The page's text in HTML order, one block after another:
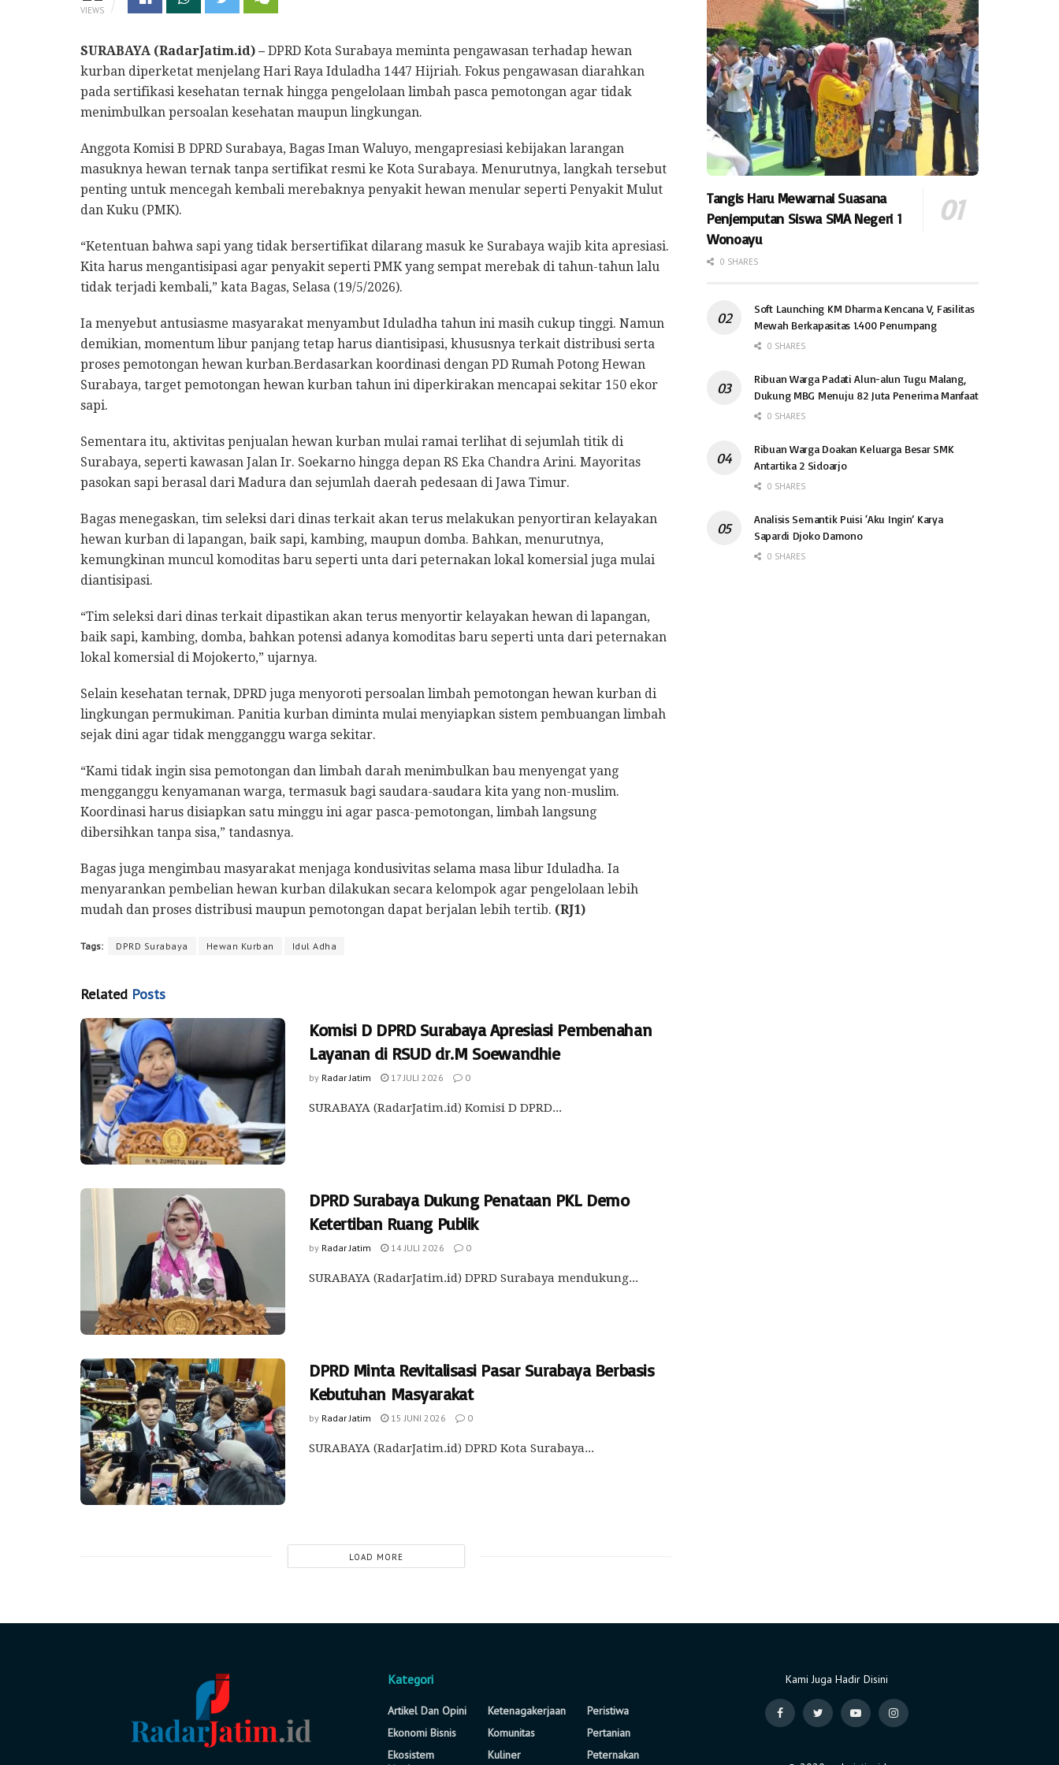
VIEWS
SURABAYA (RadarJatim.id) – DPRD Kota Surabaya meminta pengawasan terhadap hewan
kurban diperketat menjelang Hari Raya Iduladha 1447 Hijriah. Fokus pengawasan diarahkan
pada sertifikasi kesehatan ternak hingga pengelolaan limbah pasca pemotongan agar tidak
menimbulkan persoalan kesehatan maupun lingkungan.
Anggota Komisi B DPRD Surabaya, Bagas Iman Waluyo, mengapresiasi kebijakan larangan
masuknya hewan ternak tanpa sertifikat resmi ke Kota Surabaya. Menurutnya, langkah tersebut
penting untuk mencegah kembali merebaknya penyakit hewan menular seperti Penyakit Mulut
dan Kuku (PMK).
“Ketentuan bahwa sapi yang tidak bersertifikat dilarang masuk ke Surabaya wajib kita apresiasi.
Kita harus mengantisipasi agar penyakit seperti PMK yang sempat merebak di tahun-tahun lalu
tidak terjadi kembali,” kata Bagas, Selasa (19/5/2026).
Ia menyebut antusiasme masyarakat menyambut Iduladha tahun ini masih cukup tinggi. Namun
demikian, momentum libur panjang tetap harus diantisipasi, khususnya terkait distribusi serta
proses pemotongan hewan kurban.Berdasarkan koordinasi dengan PD Rumah Potong Hewan
Surabaya, target pemotongan hewan kurban tahun ini diperkirakan mencapai sekitar 150 ekor
sapi.
Sementara itu, aktivitas penjualan hewan kurban mulai ramai terlihat di sejumlah titik di
Surabaya, seperti kawasan Jalan Ir. Soekarno hingga depan RS Eka Chandra Arini. Mayoritas
pasokan sapi berasal dari Madura dan sejumlah daerah pedesaan di Jawa Timur.
Bagas menegaskan, tim seleksi dari dinas terkait akan terus melakukan penyortiran kelayakan
hewan kurban di lapangan, baik sapi, kambing, maupun domba. Bahkan, menurutnya,
kemungkinan muncul komoditas baru seperti unta dari peternakan lokal komersial juga mulai
diantisipasi.
“Tim seleksi dari dinas terkait dipastikan akan terus menyortir kelayakan hewan di lapangan,
baik sapi, kambing, domba, bahkan potensi adanya komoditas baru seperti unta dari peternakan
lokal komersial di Mojokerto,” ujarnya.
Selain kesehatan ternak, DPRD juga menyoroti persoalan limbah pemotongan hewan kurban di
lingkungan permukiman. Panitia kurban diminta mulai menyiapkan sistem pembuangan limbah
sejak dini agar tidak mengganggu warga sekitar.
“Kami tidak ingin sisa pemotongan dan limbah darah menimbulkan bau menyengat yang
mengganggu kenyamanan warga, termasuk bagi saudara-saudara kita yang non-muslim.
Koordinasi harus disiapkan satu minggu ini agar pasca-pemotongan, limbah langsung
dibersihkan tanpa sisa,” tandasnya.
Bagas juga mengimbau masyarakat menjaga kondusivitas selama masa libur Iduladha. Ia
menyarankan pembelian hewan kurban dilakukan secara kelompok agar pengelolaan lebih
mudah dan proses distribusi maupun pemotongan dapat berjalan lebih tertib. (RJ1)
Tags: DPRD Surabaya Hewan Kurban Idul Adha
Related Posts
Komisi D DPRD Surabaya Apresiasi Pembenahan
Layanan di RSUD dr.M Soewandhie
by Radar Jatim 17 JULI 2026 0
SURABAYA (RadarJatim.id) Komisi D DPRD...
DPRD Surabaya Dukung Penataan PKL Demo
Ketertiban Ruang Publik
by Radar Jatim 14 JULI 2026 0
SURABAYA (RadarJatim.id) DPRD Surabaya mendukung...
DPRD Minta Revitalisasi Pasar Surabaya Berbasis
Kebutuhan Masyarakat
by Radar Jatim 15 JUNI 2026 0
SURABAYA (RadarJatim.id) DPRD Kota Surabaya...
LOAD MORE
Tangis Haru Mewarnai Suasana
Penjemputan Siswa SMA Negeri 1
Wonoayu
0 SHARES
Soft Launching KM Dharma Kencana V, Fasilitas
Mewah Berkapasitas 1.400 Penumpang
0 SHARES
Ribuan Warga Padati Alun-alun Tugu Malang,
Dukung MBG Menuju 82 Juta Penerima Manfaat
0 SHARES
Ribuan Warga Doakan Keluarga Besar SMK
Antartika 2 Sidoarjo
0 SHARES
Analisis Semantik Puisi ‘Aku Ingin’ Karya
Sapardi Djoko Damono
0 SHARES
Kategori
Artikel Dan Opini
Ekonomi Bisnis
Ekosistem
Ketenagakerjaan
Komunitas
Kuliner
Peristiwa
Pertanian
Peternakan
Kami Juga Hadir Disini